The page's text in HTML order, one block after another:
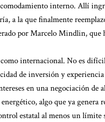
interno. Allí
a la que finalmente
por Marcelo Mindlin, que
internacional. No es
de inversión y
en una negociación de
algo que ya genera
estatal al menos un